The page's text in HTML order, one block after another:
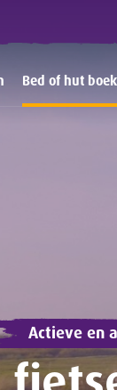
Bed of hut
Actieve en